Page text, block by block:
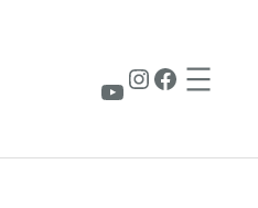
Instagram
YouTube